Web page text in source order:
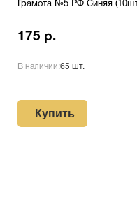
Грамота №5 РФ Синяя
175 р.
В наличии:65 шт.
Купить